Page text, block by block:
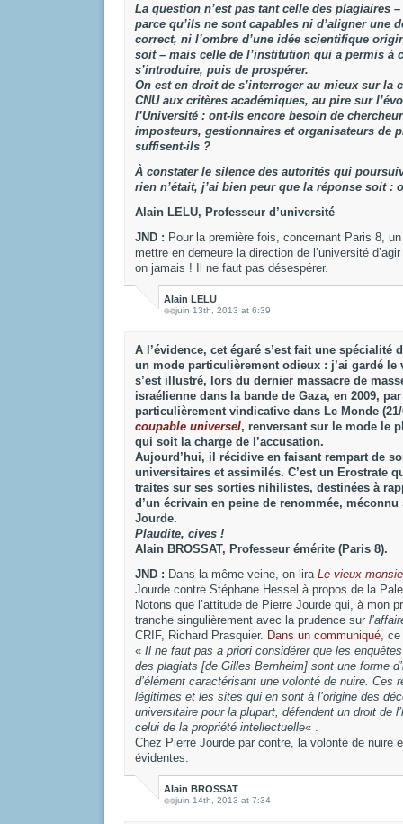
La question n’est pas tant celle des plagiaires
parce qu’ils ne sont capables ni d’aligner une
correct, ni l’ombre d’une idée scientifique
soit – mais celle de l’institution qui a permis à
s’introduire, puis de prospérer.
On est en droit de s’interroger au mieux sur la
CNU aux critères académiques, au pire sur
l’Université : ont-ils encore besoin de
imposteurs, gestionnaires et organisateurs de
suffisent-ils ?
À constater le silence des autorités qui
rien n’était, j’ai bien peur que la réponse soit :
Alain LELU, Professeur d’université
JND : Pour la première fois, concernant Paris 8,
mettre en demeure la direction de l’université
on jamais ! Il ne faut pas désespérer.
Alain LELU
juin 13th, 2013 at 6:39
A l’évidence, cet égaré s’est fait une spécialité
un mode particulièrement odieux : j’ai gardé
s’est illustré, lors du dernier massacre de
israélienne dans la bande de Gaza, en 2009,
particulièrement vindicative dans Le Monde
coupable universel, renversant sur le mode le
qui soit la charge de l’accusation.
Aujourd’hui, il récidive en faisant rempart de
universitaires et assimilés. C’est un Erostrate
traites sur ses sorties nihilistes, destinées à
d’un écrivain en peine de renommée,
Jourde.
Plaudite, cives !
Alain BROSSAT, Professeur émérite (Paris 8).
JND : Dans la même veine, on lira Le vieux
Jourde contre Stéphane Hessel à propos de la
Notons que l’attitude de Pierre Jourde qui, à mon
tranche singulièrement avec la prudence sur
CRIF, Richard Prasquier. Dans un communiqué ,
« Il ne faut pas a priori considérer que les
des plagiats [de Gilles Bernheim] sont une forme
d’élément caractérisant une volonté de nuire. Ces
légitimes et les sites qui en sont à l’origine des
universitaire pour la plupart, défendent un droit de
celui de la propriété intellectuelle« .
Chez Pierre Jourde par contre, la volonté de nuire
évidentes.
Alain BROSSAT
juin 14th, 2013 at 7:34